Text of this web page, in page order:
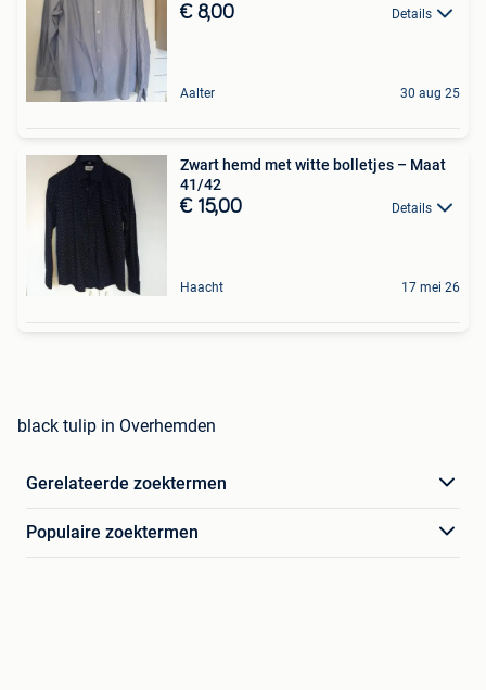
€ 8,00 Details
Aalter 30 aug 25
Zwart hemd met witte bolletjes – Maat
41/42
€ 15,00 Details
Haacht 17 mei 26
black tulip in Overhemden
Gerelateerde zoektermen
Populaire zoektermen